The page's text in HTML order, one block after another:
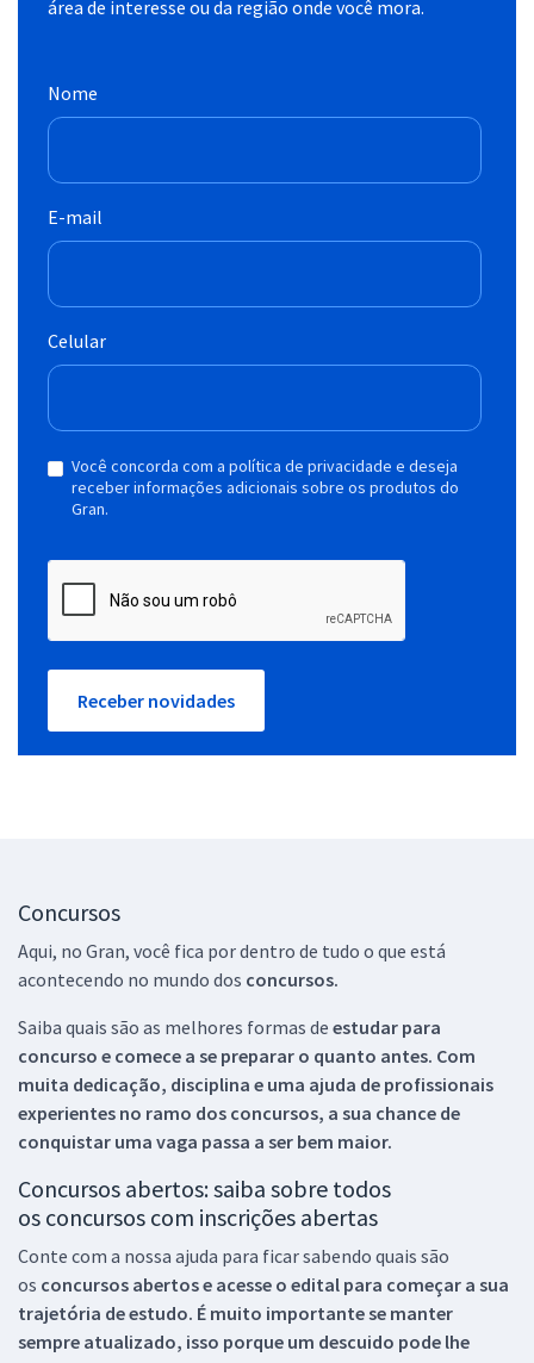
área de interesse ou da região onde você mora.
Nome
E-mail
Celular
Você concorda com a política de privacidade e deseja
receber informações adicionais sobre os produtos do
Gran.
Receber novidades
Concursos
Aqui, no Gran, você fica por dentro de tudo o que está
acontecendo no mundo dos concursos.
Saiba quais são as melhores formas de estudar para
concurso e comece a se preparar o quanto antes. Com
muita dedicação, disciplina e uma ajuda de profissionais
experientes no ramo dos concursos, a sua chance de
conquistar uma vaga passa a ser bem maior.
Concursos abertos: saiba sobre todos
os concursos com inscrições abertas
Conte com a nossa ajuda para ficar sabendo quais são
os concursos abertos e acesse o edital para começar a sua
trajetória de estudo. É muito importante se manter
sempre atualizado, isso porque um descuido pode lhe